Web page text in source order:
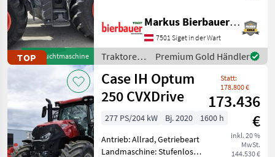
TOPGebrauchtmaschine
Zapfwellendrehzahl:
540/540E/1000,
Höchstgeschwindigkeit in
km/h: 50 km/h, Oberlenker
Markus Bierbauer GmbH
7501 Siget in der Wart
Traktoren
/ Fendt
Premium Gold Händler
Case IH Optum
250 CVXDrive
Statt:
178.800 €
173.436
€
inkl. 20 %
MwSt.
144.530 €
277 PS/204 kW Bj. 2020
1600 h
Antrieb: Allrad, Getriebeart
Landmaschine: Stufenloses